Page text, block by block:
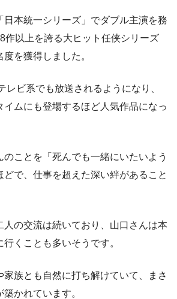
日本統一シリーズ」でダブル主演を務
作以上を誇る大ヒット任侠シリーズ
を獲得しました。
レビ系でも放送されるようになり、
イムにも登場するほど人気作品になっ
のことを「死んでも一緒にいたいよう
どで、仕事を超えた深い絆があること
人の交流は続いており、山口さんは本
くことも多いそうです。
族とも自然に打ち解けていて、まさ
かれています。